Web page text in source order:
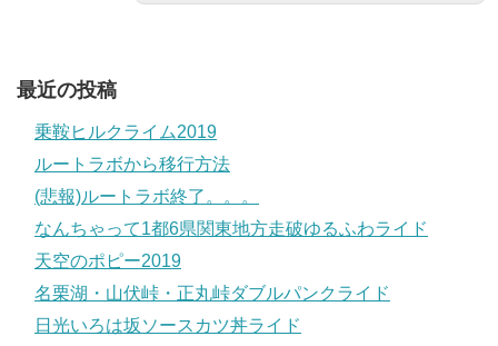
最近の投稿
乗鞍ヒルクライム2019
ルートラボから移行方法
(悲報)ルートラボ終了。。。
なんちゃって1都6県関東地方走破ゆるふわライド
天空のポピー2019
名栗湖・山伏峠・正丸峠ダブルパンクライド
日光いろは坂ソースカツ丼ライド